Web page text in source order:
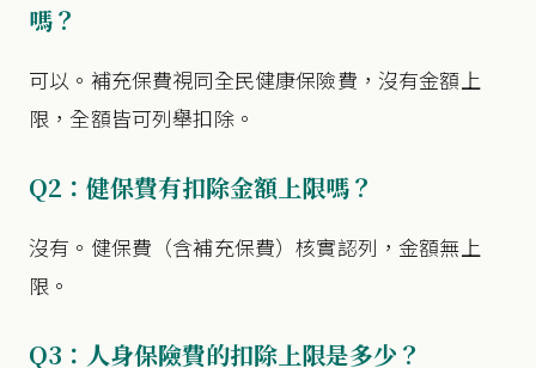
嗎？
可以。補充保費視同全民健康保險費，沒有金額上
限，全額皆可列舉扣除。
Q2：健保費有扣除金額上限嗎？
沒有。健保費（含補充保費）核實認列，金額無上
限。
Q3：人身保險費的扣除上限是多少？